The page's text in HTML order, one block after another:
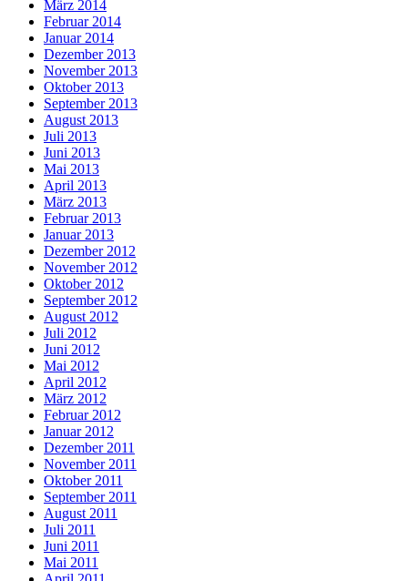
März 2014
Februar 2014
Januar 2014
Dezember 2013
November 2013
Oktober 2013
September 2013
August 2013
Juli 2013
Juni 2013
Mai 2013
April 2013
März 2013
Februar 2013
Januar 2013
Dezember 2012
November 2012
Oktober 2012
September 2012
August 2012
Juli 2012
Juni 2012
Mai 2012
April 2012
März 2012
Februar 2012
Januar 2012
Dezember 2011
November 2011
Oktober 2011
September 2011
August 2011
Juli 2011
Juni 2011
Mai 2011